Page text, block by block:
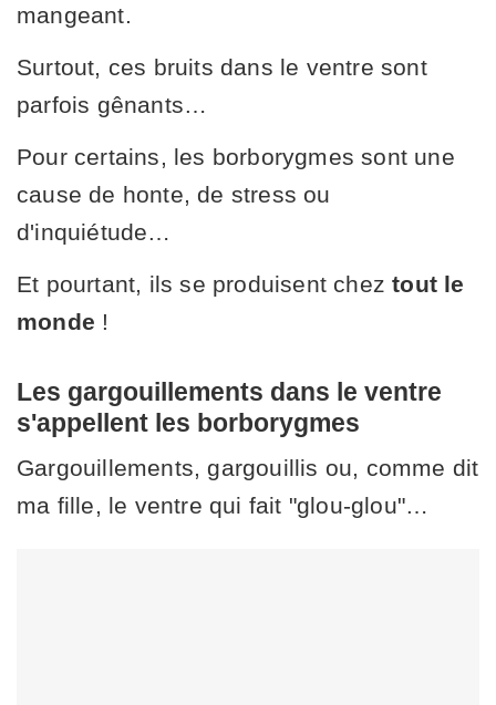
mangeant.
Surtout, ces bruits dans le ventre sont
parfois gênants…
Pour certains, les borborygmes sont une
cause de honte, de stress ou
d'inquiétude…
Et pourtant, ils se produisent cheztout le
monde !
Les gargouillements dans le ventre
s'appellent les borborygmes
Gargouillements, gargouillis ou, comme dit
ma fille, le ventre qui fait "glou-glou"…